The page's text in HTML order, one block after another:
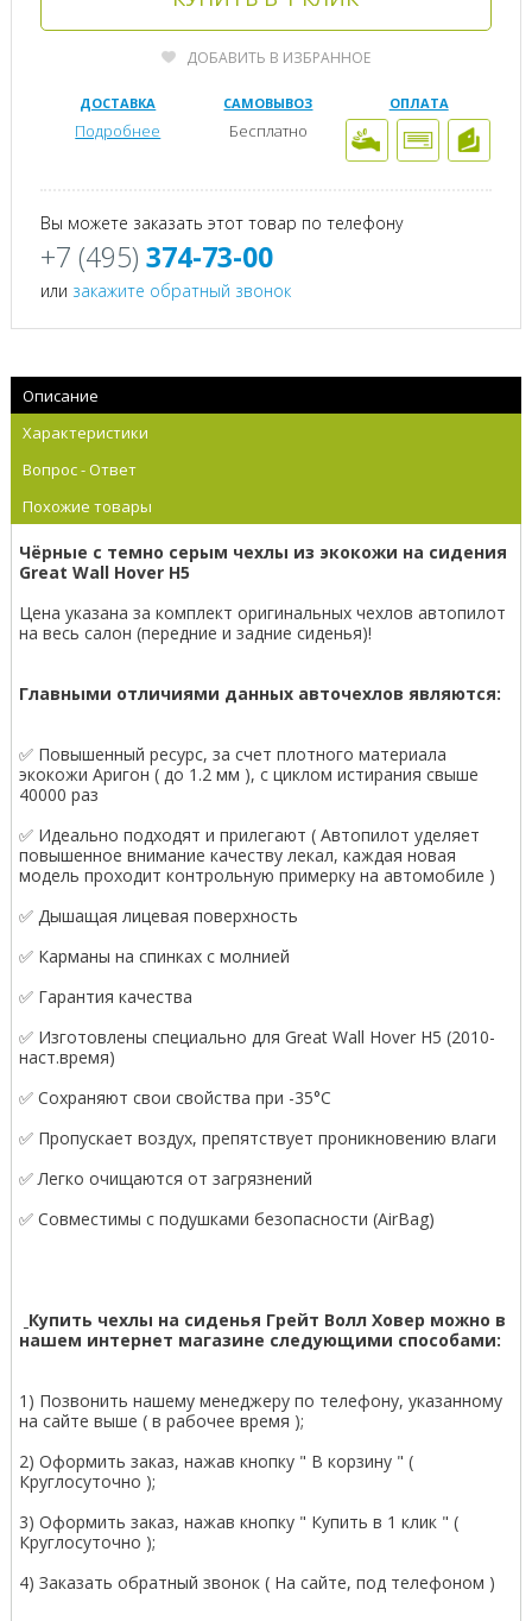
ДОБАВИТЬ В ИЗБРАННОЕ
ДОСТАВКА
Подробнее
САМОВЫВОЗ
Бесплатно
ОПЛАТА
Вы можете заказать этот товар по телефону
+7 (495) 374-73-00
или закажите обратный звонок
Описание
Характеристики
Вопрос - Ответ
Похожие товары
Чёрные с темно серым чехлы из экокожи на сидения
Great Wall Hover H5
Цена указана за комплект оригинальных чехлов автопилот
на весь салон (передние и задние сиденья)!
Главными отличиями данных авточехлов являются:
✅ Повышенный ресурс, за счет плотного материала
экокожи Аригон ( до 1.2 мм ), с циклом истирания свыше
40000 раз
✅ Идеально подходят и прилегают ( Автопилот уделяет
повышенное внимание качеству лекал, каждая новая
модель проходит контрольную примерку на автомобиле )
✅ Дышащая лицевая поверхность
✅ Карманы на спинках с молнией
✅ Гарантия качества
✅ Изготовлены специально для Great Wall Hover H5 (2010-
наст.время)
✅ Сохраняют свои свойства при -35°С
✅ Пропускает воздух, препятствует проникновению влаги
✅ Легко очищаются от загрязнений
✅ Совместимы с подушками безопасности (AirBag)
Купить чехлы на сиденья Грейт Волл Ховер можно в
нашем интернет магазине следующими способами:
1) Позвонить нашему менеджеру по телефону, указанному
на сайте выше ( в рабочее время );
2) Оформить заказ, нажав кнопку " В корзину " (
Круглосуточно );
3) Оформить заказ, нажав кнопку " Купить в 1 клик " (
Круглосуточно );
4) Заказать обратный звонок ( На сайте, под телефоном )